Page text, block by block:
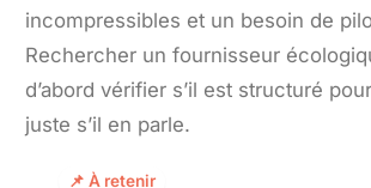
incompressibles et un besoin de
Rechercher un fournisseur
d’abord vérifier s’il est structuré
juste s’il en parle.